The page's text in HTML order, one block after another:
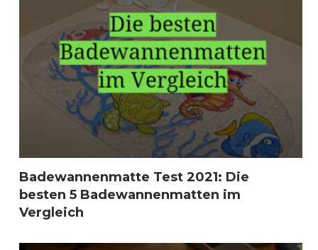
Badewannenmatte Test 2021: Die
besten 5 Badewannenmatten im
Vergleich